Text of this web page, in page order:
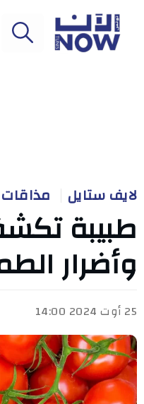
لايف ستايل مذاقات
طبيبة
وأضرار
25 أوت 2024 14:00